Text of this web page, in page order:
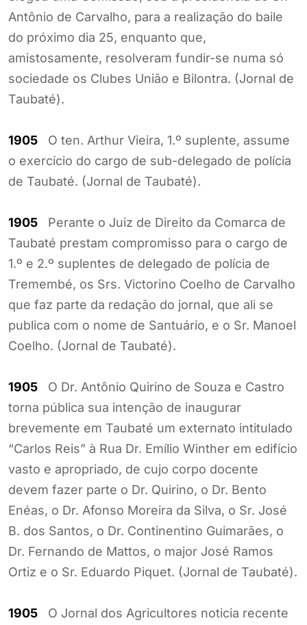
Antônio de Carvalho, para a realização do baile
do próximo dia 25, enquanto que,
amistosamente, resolveram fundir-se numa só
sociedade os Clubes União e Bilontra. (Jornal de
Taubaté).
1905 O ten. Arthur Vieira, 1.º suplente, assume
o exercício do cargo de sub-delegado de polícia
de Taubaté. (Jornal de Taubaté).
1905 Perante o Juiz de Direito da Comarca de
Taubaté prestam compromisso para o cargo de
1.º e 2.º suplentes de delegado de polícia de
Tremembé, os Srs. Victorino Coelho de Carvalho
que faz parte da redação do jornal, que ali se
publica com o nome de Santuário, e o Sr. Manoel
Coelho. (Jornal de Taubaté).
1905 O Dr. Antônio Quirino de Souza e Castro
torna pública sua intenção de inaugurar
brevemente em Taubaté um externato intitulado
“Carlos Reis” à Rua Dr. Emílio Winther em edifício
vasto e apropriado, de cujo corpo docente
devem fazer parte o Dr. Quirino, o Dr. Bento
Enéas, o Dr. Afonso Moreira da Silva, o Sr. José
B. dos Santos, o Dr. Continentino Guimarães, o
Dr. Fernando de Mattos, o major José Ramos
Ortiz e o Sr. Eduardo Piquet. (Jornal de Taubaté).
1905 O Jornal dos Agricultores noticia recente